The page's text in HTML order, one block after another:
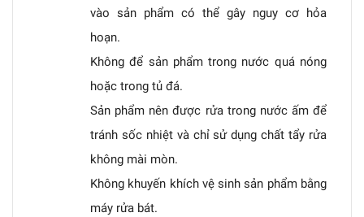
vào sản phẩm có thể gây nguy cơ hỏa
hoạn.
Không để sản phẩm trong nước quá nóng
hoặc trong tủ đá.
Sản phẩm nên được rửa trong nước ấm để
tránh sốc nhiệt và chỉ sử dụng chất tẩy rửa
không mài mòn.
Không khuyến khích vệ sinh sản phẩm bằng
máy rửa bát.